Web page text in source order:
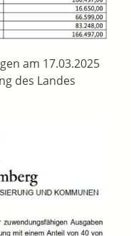
am 17.03.2025
des Landes